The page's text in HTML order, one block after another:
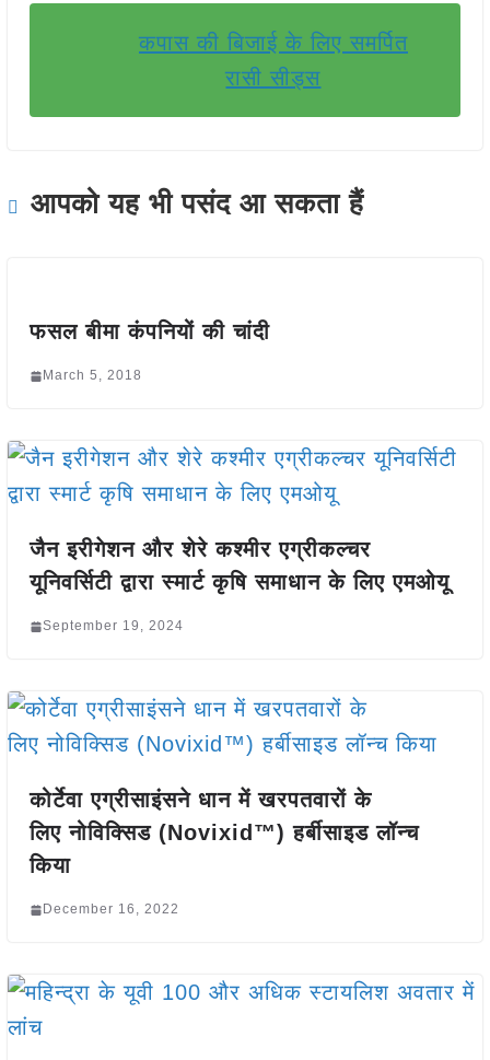
कपास की बिजाई के लिए समर्पित
रासी सीड्स
आपको यह भी पसंद आ सकता हैं
फसल बीमा कंपनियों की चांदी
March 5, 2018
जैन इरीगेशन और शेरे कश्मीर एग्रीकल्चर
यूनिवर्सिटी द्वारा स्मार्ट कृषि समाधान के लिए एमओयू
September 19, 2024
कोर्टेवा एग्रीसाइंसने धान में खरपतवारों के
लिए नोविक्सिड (Novixid™) हर्बीसाइड लॉन्च
किया
December 16, 2022